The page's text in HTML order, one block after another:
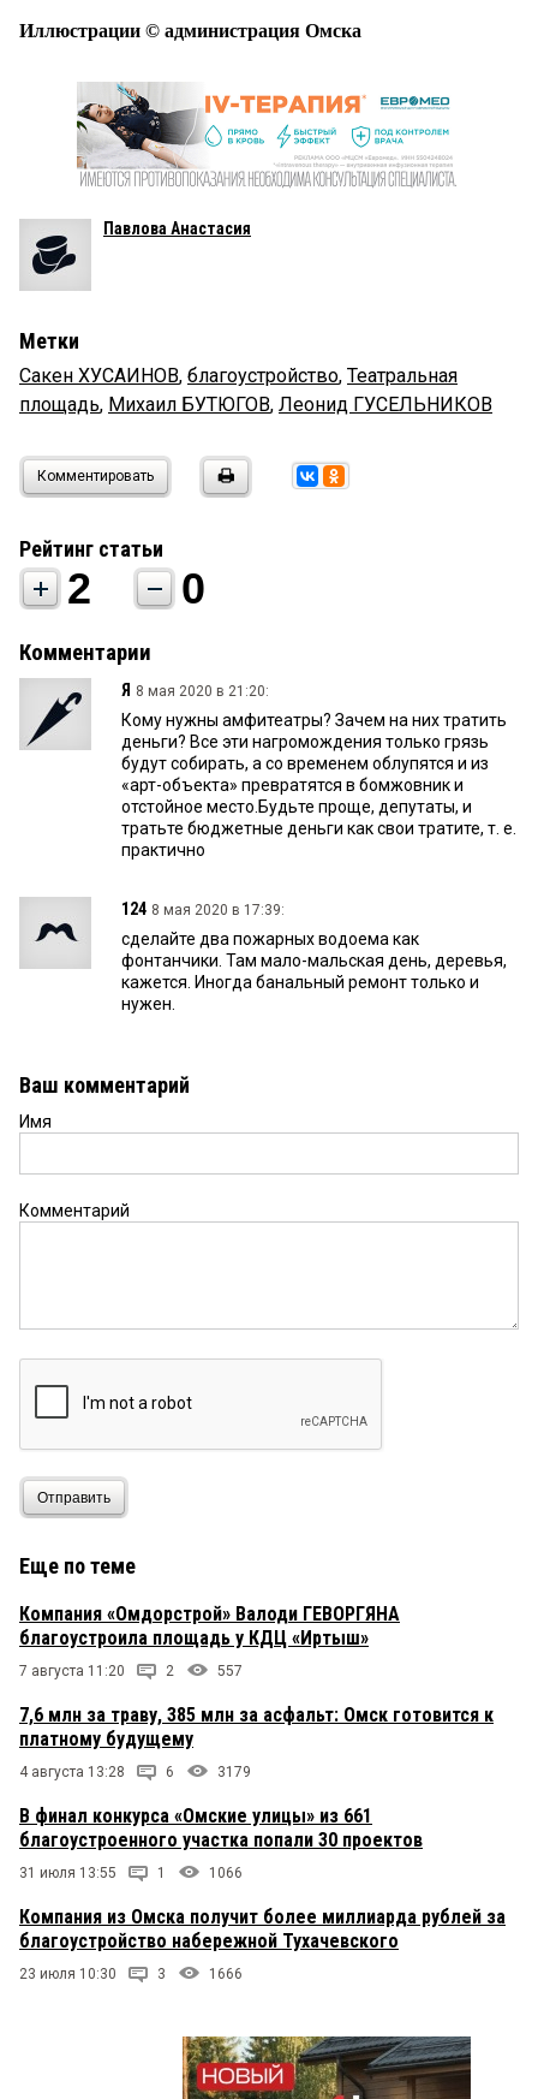
Иллюстрации © администрация Омска
Павлова Анастасия
Метки
Сакен ХУСАИНОВ, благоустройство, Театральная
площадь, Михаил БУТЮГОВ, Леонид ГУСЕЛЬНИКОВ
Комментировать
Рейтинг статьи
2 0
Комментарии
Я 8 мая 2020 в 21:20:
Кому нужны амфитеатры? Зачем на них тратить
деньги? Все эти нагромождения только грязь
будут собирать, а со временем облупятся и из
«арт-объекта» превратятся в бомжовник и
отстойное место.Будьте проще, депутаты, и
тратьте бюджетные деньги как свои тратите, т. е.
практично
124 8 мая 2020 в 17:39:
сделайте два пожарных водоема как
фонтанчики. Там мало-мальская день, деревья,
кажется. Иногда банальный ремонт только и
нужен.
Ваш комментарий
Имя
Комментарий
Отправить
Еще по теме
Компания «Омдорстрой» Валоди ГЕВОРГЯНА
благоустроила площадь у КДЦ «Иртыш»
7 августа 11:20 2 557
7,6 млн за траву, 385 млн за асфальт: Омск готовится к
платному будущему
4 августа 13:28 6 3179
В финал конкурса «Омские улицы» из 661
благоустроенного участка попали 30 проектов
31 июля 13:55 1 1066
Компания из Омска получит более миллиарда рублей за
благоустройство набережной Тухачевского
23 июля 10:30 3 1666